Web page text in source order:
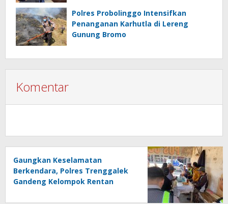
Polres Probolinggo Intensifkan
Penanganan Karhutla di Lereng
Gunung Bromo
Komentar
Gaungkan Keselamatan
Berkendara, Polres Trenggalek
Gandeng Kelompok Rentan